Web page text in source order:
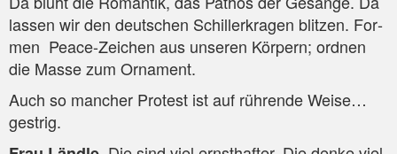
las­sen wir den deut­schen Schil­ler­kra­gen blit­zen. For­
men Peace-Zei­chen aus unse­ren Kör­pern; ord­nen
die Mas­se zum Ornament.
Auch so man­cher Pro­test ist auf rüh­ren­de Wei­se…
gestrig.